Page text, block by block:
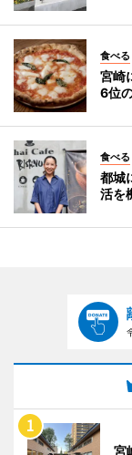
食べる
宮崎
6位
食べる
都城
活を
宮